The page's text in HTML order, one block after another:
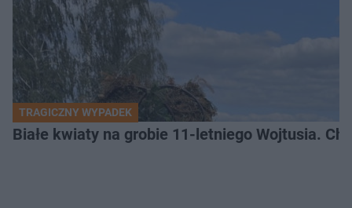
TRAGICZNY WYPADEK
Białe kwiaty na grobie 11-letniego Wojtusia.